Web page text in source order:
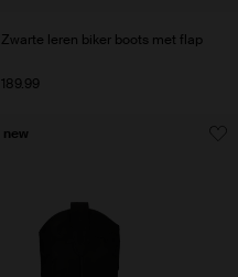
Zwarte leren biker boots met flap
189.99
new